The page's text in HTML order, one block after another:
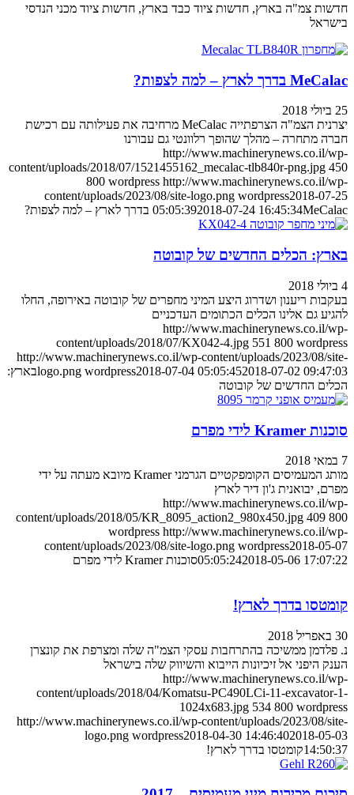
חדשות צמ"ה בארץ, חדשות ציוד כבד בארץ, חדשות ציוד מכני הנדסי
בישראל
MeCalac בדרך לארץ – למה לצפות?
25 ביולי 2018
יצרנית הצמ"ה הצרפתייה MeCalac מרחיבה את פעילותה עם רכישת
חברה מתחרה – מהלך שהופך רלוונטי גם עבורנו
http://www.machinerynews.co.il/wp-
content/uploads/2018/07/1521455162_mecalac-tlb840r-png.jpg 450
800 wordpress http://www.machinerynews.co.il/wp-
content/uploads/2023/08/site-logo.png wordpress2018-07-25
05:05:392018-07-24 16:45:34MeCalac בדרך לארץ – למה לצפות?
בארץ: הכלים החדשים של קובוטה
4 ביולי 2018
בעקבות ריענון ושדרוג היצע המיני מחפרים של קובוטה באירופה, החלו
להגיע גם אלינו הכלים הכתומים העדכניים
http://www.machinerynews.co.il/wp-
content/uploads/2018/07/KX042-4.jpg 551 800 wordpress
http://www.machinerynews.co.il/wp-content/uploads/2023/08/site-
logo.png wordpress2018-07-04 05:05:452018-07-02 09:47:03
בארץ:
הכלים החדשים של קובוטה
סוכנות Kramer לידי מפרם
7 במאי 2018
מותג המעמיסים הקומפקטיים הגרמני Kramer מיובא מעתה על ידי
מפרם, יבואנית ג'ון דיר לארץ
http://www.machinerynews.co.il/wp-
content/uploads/2018/05/KR_8095_action2_980x450.jpg 409 800
wordpress http://www.machinerynews.co.il/wp-
content/uploads/2023/08/site-logo.png wordpress2018-05-07
05:05:242018-05-06 17:07:22 סוכנות Kramer לידי מפרם
קומטסו בדרך לארץ!
30 באפריל 2018
נ. פלדמן ממשיכה בהתרחבות עסקי הצמ"ה שלה ומצרפת את קונצרן
הענק היפני אל זיכיונות הייבוא והשיווק שלה בישראל
http://www.machinerynews.co.il/wp-
content/uploads/2018/04/Komatsu-PC490LCi-11-excavator-1-
1024x683.jpg 534 800 wordpress
http://www.machinerynews.co.il/wp-content/uploads/2023/08/site-
logo.png wordpress2018-04-30 14:46:402018-05-03
14:50:37קומטסו בדרך לארץ!